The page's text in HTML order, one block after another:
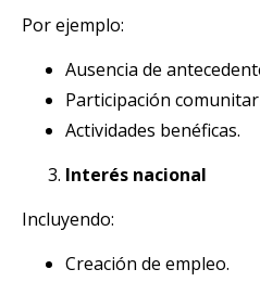
Por ejemplo:
Ausencia de
Participación
Actividades benéficas.
Interés nacional
Incluyendo:
Creación de empleo.